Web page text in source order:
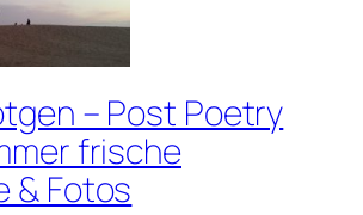
– Post Poetry
frische
& Fotos